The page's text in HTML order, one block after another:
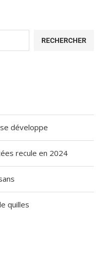
RECHERCHER
développe
recule en 2024
quilles